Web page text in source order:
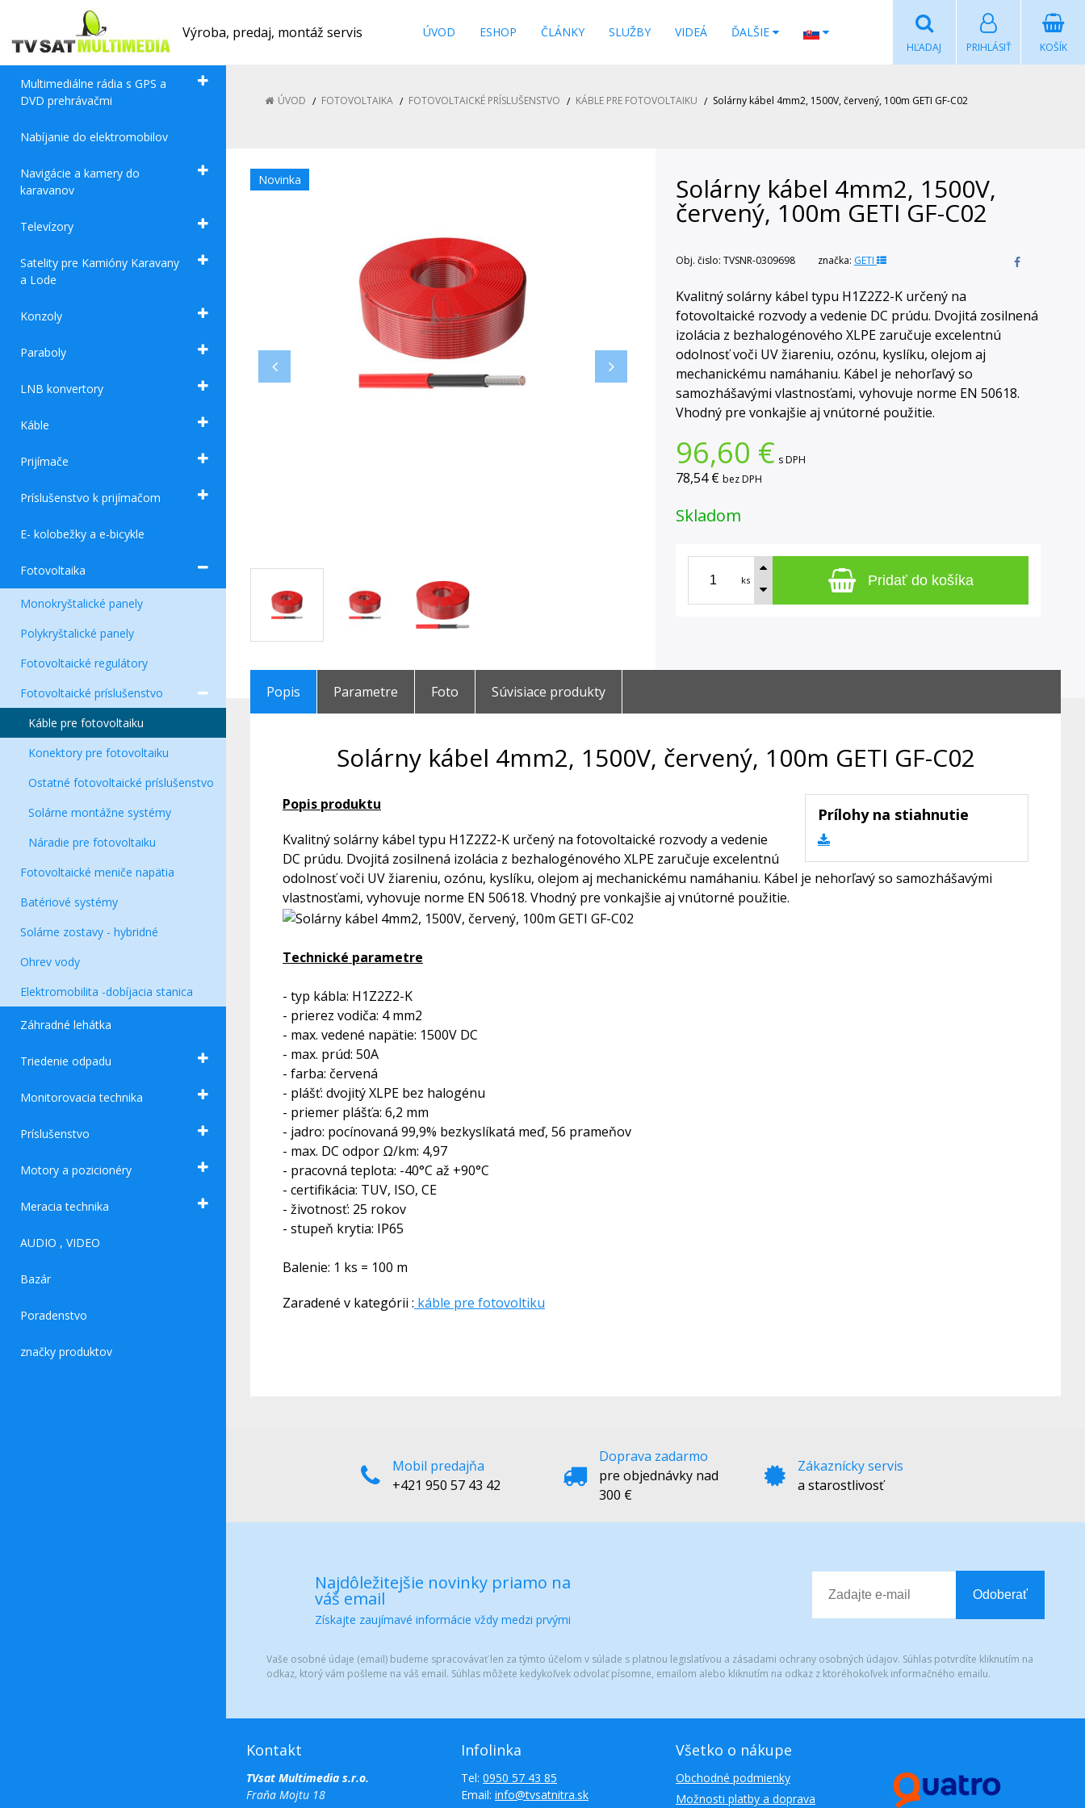
Výroba, predaj, montáž servis ÚVOD ESHOP ČLÁNKY SLUŽBY VIDEÁ ĎALŠIE
KOŠÍK
PRIHLÁSIŤ
HĽADAJ
Multimediálne rádia s GPS a
DVD prehrávačmi
Nabíjanie do elektromobilov
Navigácie a kamery do
karavanov
Televízory
Satelity pre Kamióny Karavany
a Lode
Konzoly
Paraboly
LNB konvertory
Káble
Prijímače
Príslušenstvo k prijímačom
E- kolobežky a e-bicykle
Fotovoltaika
Monokryštalické panely
Polykryštalické panely
Fotovoltaické regulátory
Fotovoltaické príslušenstvo
Káble pre fotovoltaiku
Konektory pre fotovoltaiku
Ostatné fotovoltaické príslušenstvo
Solárne montážne systémy
Náradie pre fotovoltaiku
Fotovoltaické meniče napätia
Batériové systémy
Solárne zostavy - hybridné
Ohrev vody
Elektromobilita -dobíjacia stanica
Záhradné lehátka
Triedenie odpadu
Monitorovacia technika
Príslušenstvo
Motory a pozicionéry
Meracia technika
AUDIO , VIDEO
Bazár
Poradenstvo
značky produktov
ÚVOD FOTOVOLTAIKA FOTOVOLTAICKÉ PRÍSLUŠENSTVO KÁBLE PRE FOTOVOLTAIKU Solárny kábel 4mm2, 1500V, červený, 100m GETI GF-C02
Novinka Solárny kábel 4mm2, 1500V,
červený, 100m GETI GF-C02
Obj. čislo: TVSNR-0309698 značka: GETI
Kvalitný solárny kábel typu H1Z2Z2-K určený na
fotovoltaické rozvody a vedenie DC prúdu. Dvojitá zosilnená
izolácia z bezhalogénového XLPE zaručuje excelentnú
odolnosť voči UV žiareniu, ozónu, kyslíku, olejom aj
mechanickému namáhaniu. Kábel je nehorľavý so
samozhášavými vlastnosťami, vyhovuje norme EN 50618.
Vhodný pre vonkajšie aj vnútorné použitie.
96,60 € s DPH
78,54 € bez DPH
Skladom
ks Pridať do košíka
Popis Parametre Foto Súvisiace produkty
Solárny kábel 4mm2, 1500V, červený, 100m GETI GF-C02
Prílohy na stiahnutie
Popis produktu
Kvalitný solárny kábel typu H1Z2Z2-K určený na fotovoltaické rozvody a vedenie
DC prúdu. Dvojitá zosilnená izolácia z bezhalogénového XLPE zaručuje excelentnú
odolnosť voči UV žiareniu, ozónu, kyslíku, olejom aj mechanickému namáhaniu. Kábel je nehorľavý so samozhášavými
vlastnosťami, vyhovuje norme EN 50618. Vhodný pre vonkajšie aj vnútorné použitie.
Technické parametre
- typ kábla: H1Z2Z2-K
- prierez vodiča: 4 mm2
- max. vedené napätie: 1500V DC
- max. prúd: 50A
- farba: červená
- plášť: dvojitý XLPE bez halogénu
- priemer plášťa: 6,2 mm
- jadro: pocínovaná 99,9% bezkyslíkatá meď, 56 prameňov
- max. DC odpor Ω/km: 4,97
- pracovná teplota: -40°C až +90°C
- certifikácia: TUV, ISO, CE
- životnosť: 25 rokov
- stupeň krytia: IP65
Balenie: 1 ks = 100 m
Zaradené v kategórii : káble pre fotovoltiku
Mobil predajňa
+421 950 57 43 42
Doprava zadarmo
pre objednávky nad
300 €
Zákaznícky servis
a starostlivosť
Najdôležitejšie novinky priamo na
váš email
Získajte zaujímavé informácie vždy medzi prvými
Odoberať
Vaše osobné údaje (email) budeme spracovávať len za týmto účelom v súlade s platnou legislatívou a zásadami ochrany osobných údajov. Súhlas potvrdíte kliknutím na
odkaz, ktorý vám pošleme na váš email. Súhlas môžete kedykoľvek odvolať písomne, emailom alebo kliknutím na odkaz z ktoréhokoľvek informačného emailu.
Kontakt
TVsat Multimedia s.r.o.
Fraňa Mojtu 18
Infolinka
Tel: 0950 57 43 85
Email: info@tvsatnitra.sk
Všetko o nákupe
Obchodné podmienky
Možnosti platby a doprava